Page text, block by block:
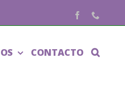
Facebook
CONTACTO